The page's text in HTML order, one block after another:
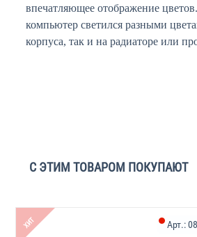
впечатляющее отображение
компьютер светился разными
корпуса, так и на радиаторе или
С ЭТИМ ТОВАРОМ ПОКУПАЮТ
ХИТ Арт.: